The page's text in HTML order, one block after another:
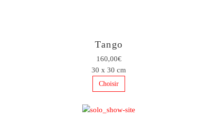
Tango
160,00€
30 x 30 cm
Choisir